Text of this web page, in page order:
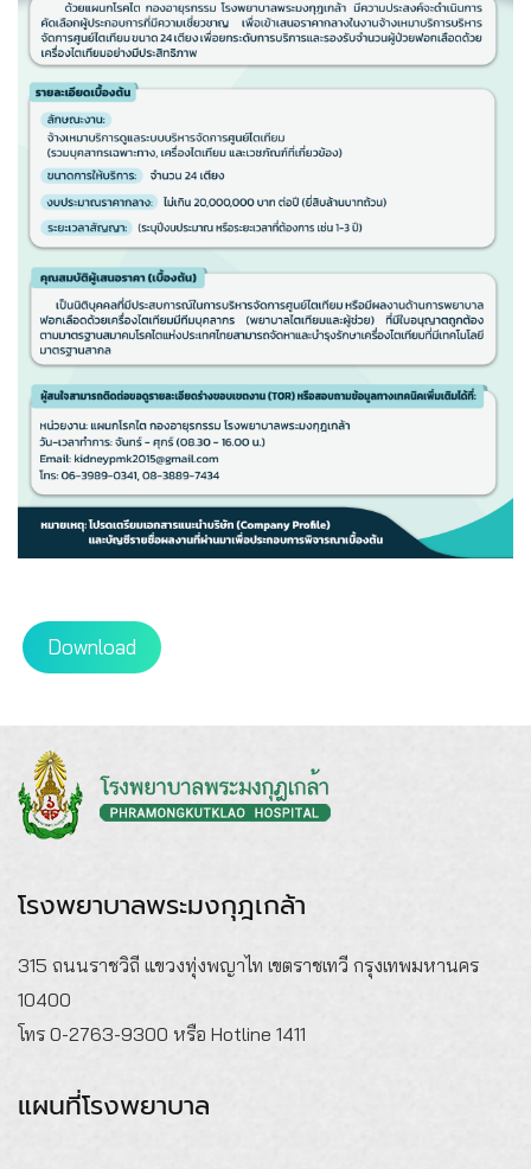
Download
โรงพยาบาลพระมงกุฎเกล้า
315 ถนนราชวิถี แขวงทุ่งพญาไท เขตราชเทวี กรุงเทพมหานคร
10400
โทร 0-2763-9300 หรือ Hotline 1411
แผนที่โรงพยาบาล